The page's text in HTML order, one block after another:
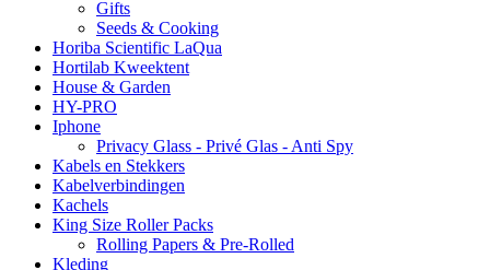
Gifts
Seeds & Cooking
Horiba Scientific LaQua
Hortilab Kweektent
House & Garden
HY-PRO
Iphone
Privacy Glass - Privé Glas - Anti Spy
Kabels en Stekkers
Kabelverbindingen
Kachels
King Size Roller Packs
Rolling Papers & Pre-Rolled
Kleding